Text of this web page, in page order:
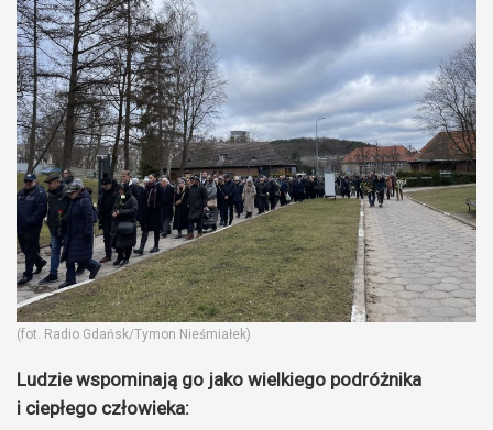
(fot. Radio Gdańsk/Tymon Nieśmiałek)
Ludzie wspominają go jako wielkiego podróżnika
i ciepłego człowieka: